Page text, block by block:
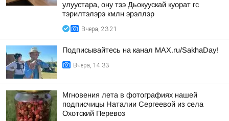
улуустара, ону тээ Дьокуускай куорат гс
тэрилтэлэрэ кмлн эрэллэр
Вчера, 23:21
Подписывайтесь на канал MAX.ru/SakhaDay!
Вчера, 14:33
Мгновения лета в фотографиях нашей
подписчицы Наталии Сергеевой из села
Охотский Перевоз